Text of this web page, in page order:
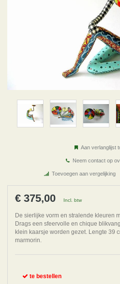
Aan verlanglijst
Neem contact op
Toevoegen aan vergelijking
€ 375,00 Incl. btw
De sierlijke vorm en stralende kleuren
Drags een sfeervolle en chique
klein kaarsje worden gezet. Lengte 39
marmorin.
te bestellen